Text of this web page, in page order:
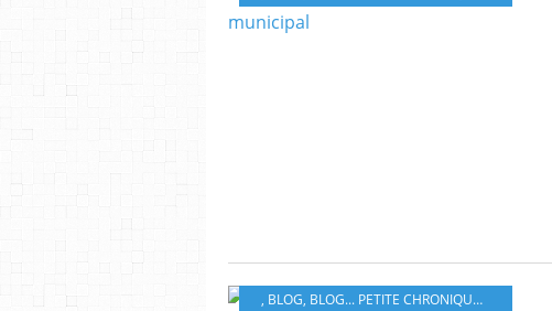
, BLOG, BLOG... PETITE CHRONIQUE ÉBROÏCIENNE